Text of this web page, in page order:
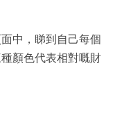
中，睇到自己每個
顏色代表相對嘅財